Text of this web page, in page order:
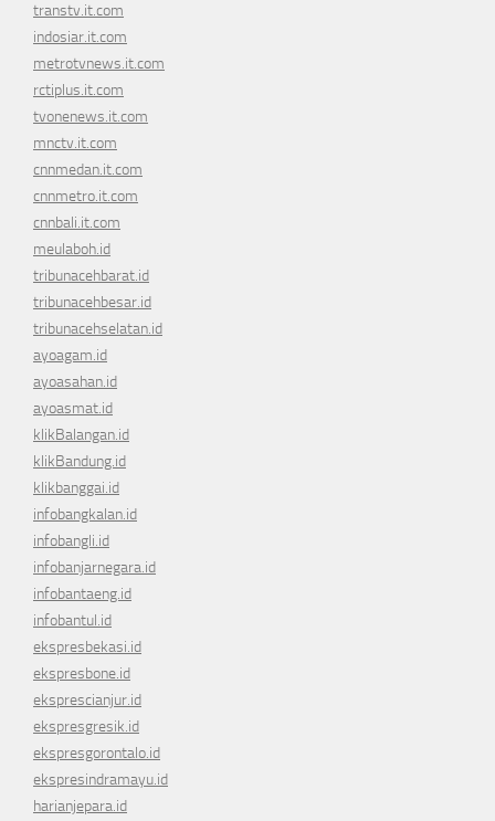
transtv.it.com
indosiar.it.com
metrotvnews.it.com
rctiplus.it.com
tvonenews.it.com
mnctv.it.com
cnnmedan.it.com
cnnmetro.it.com
cnnbali.it.com
meulaboh.id
tribunacehbarat.id
tribunacehbesar.id
tribunacehselatan.id
ayoagam.id
ayoasahan.id
ayoasmat.id
klikBalangan.id
klikBandung.id
klikbanggai.id
infobangkalan.id
infobangli.id
infobanjarnegara.id
infobantaeng.id
infobantul.id
ekspresbekasi.id
ekspresbone.id
eksprescianjur.id
ekspresgresik.id
ekspresgorontalo.id
ekspresindramayu.id
harianjepara.id